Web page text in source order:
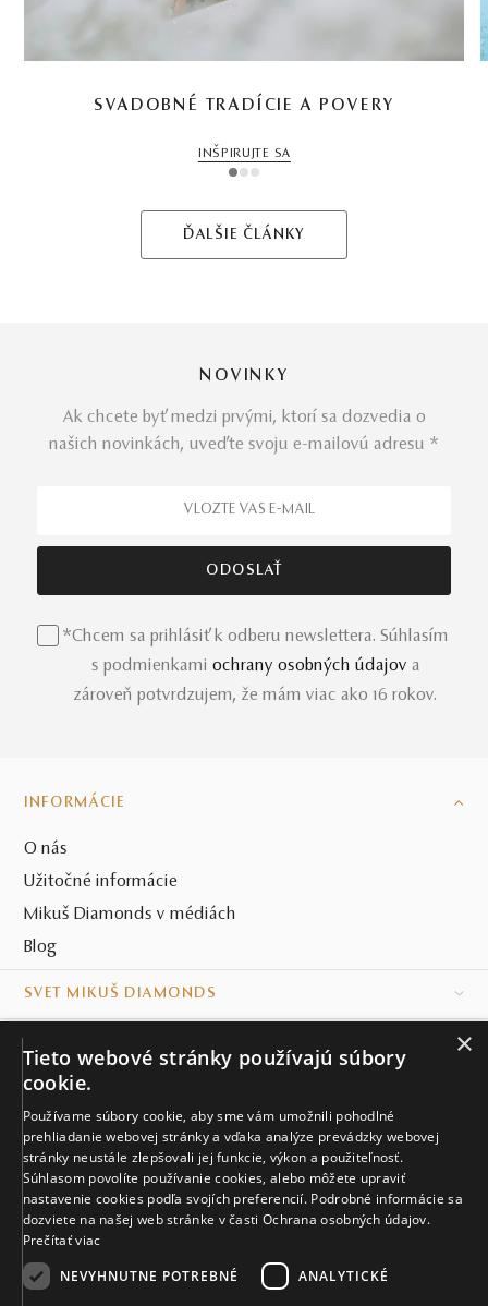
SVADOBNÉ TRADÍCIE A POVERY
INŠPIRUJTE SA
1 2 3
ĎALŠIE ČLÁNKY
NOVINKY
Ak chcete byť medzi prvými, ktorí sa dozvedia o
našich novinkách, uveďte svoju e-mailovú adresu *
*Chcem sa prihlásiť k odberu newslettera. Súhlasím
s podmienkami ochrany osobných údajov a
zároveň potvrdzujem, že mám viac ako 16 rokov.
INFORMÁCIE
O nás
Užitočné informácie
Mikuš Diamonds v médiách
Blog
SVET MIKUŠ DIAMONDS
KONTAKT
Naše klenotníctva
Sídlo spoločnosti
×
Tieto webové stránky používajú súbory
cookie.
Používame súbory cookie, aby sme vám umožnili pohodlné
prehliadanie webovej stránky a vďaka analýze prevádzky webovej
stránky neustále zlepšovali jej funkcie, výkon a použiteľnosť.
Súhlasom povolíte používanie cookies, alebo môžete upraviť
nastavenie cookies podľa svojích preferencií. Podrobné informácie sa
dozviete na našej web stránke v časti Ochrana osobných údajov.
Prečítať viac
NEVYHNUTNE POTREBNÉ
ANALYTICKÉ